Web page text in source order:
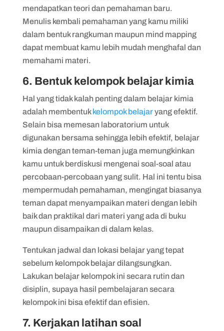
mendapatkan teori dan pemahaman baru.
Menulis kembali pemahaman yang kamu miliki
dalam bentuk rangkuman maupun mind mapping
dapat membuat kamu lebih mudah menghafal dan
memahami materi.
6. Bentuk kelompok belajar kimia
Hal yang tidak kalah penting dalam belajar kimia
adalah membentukkelompok belajaryang efektif.
Selain bisa memesan laboratorium untuk
digunakan bersama sehingga lebih efektif, belajar
kimia dengan teman-teman juga memungkinkan
kamu untuk berdiskusi mengenai soal-soal atau
percobaan-percobaan yang sulit. Hal ini tentu bisa
mempermudah pemahaman, mengingat biasanya
teman dapat menyampaikan materi dengan lebih
baik dan praktikal dari materi yang ada di buku
maupun disampaikan di dalam kelas.
Tentukan jadwal dan lokasi belajar yang tepat
sebelum kelompok belajar dilangsungkan.
Lakukan belajar kelompok ini secara rutin dan
disiplin, supaya hasil pembelajaran secara
kelompok ini bisa efektif dan efisien.
7. Kerjakan latihan soal